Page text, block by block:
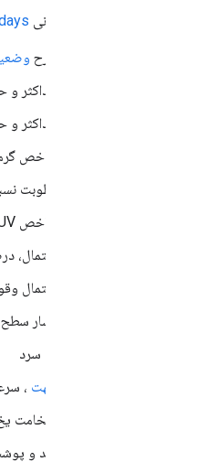
نقطه پایانی
شرح
حداکثر و
حداکثر
شاخص
رطوبت
شاخص UV
احتمال،
احتمال
فشار سطح
باد سرد
جهت ،
ضخامت
دید و